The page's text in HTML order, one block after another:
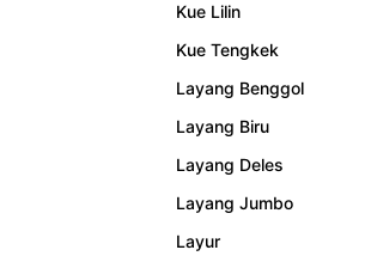
Kue Lilin
Kue Tengkek
Layang Benggol
Layang Biru
Layang Deles
Layang Jumbo
Layur